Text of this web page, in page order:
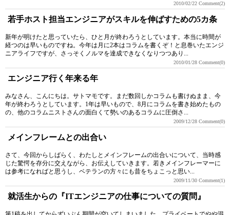
2010/02/22 Comment(2)
若手ホスト担当エンジニアがスキルを伸ばすための5カ条
新年が明けたと思っていたら、ひと月が終わろうとしています。本当に時間が
経つのは早いものですね。今年は月に2本はコラムを書くぞ！と息巻いたエンジ
ニアライフですが、さっそくノルマを達成できなくなりつつあり...
2010/01/28 Comment(0)
エンジニア行く年来る年
みなさん、こんにちは。サトマモです。まだ数回しかコラムも書けぬまま、今
年が終わろうとしています。1年は早いもので、8月にコラムを書き始めたもの
の、他のコラムニストさんの面白くて勢いのあるコラムに圧倒さ...
2009/12/28 Comment(0)
メインフレームとの出合い
さて、今回からしばらく、わたしとメインフレームの出合いについて、当時感
じた驚愕を存分に交えながら、お伝えしていきます。若きメインフレーマーに
は参考になればと思うし、ベテランの方々にも昔をちょこっと思い...
2009/11/30 Comment(1)
就活生からの『ITエンジニアの仕事についての質問』